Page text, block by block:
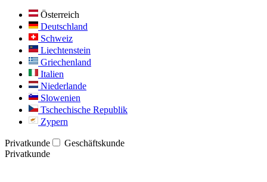
Österreich
Deutschland
Schweiz
Liechtenstein
Griechenland
Italien
Niederlande
Slowenien
Tschechische Republik
Zypern
Privatkunde
Geschäftskunde
Privatkunde